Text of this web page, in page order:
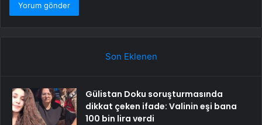
Son Eklenen
Gülistan Doku soruşturmasında
dikkat çeken ifade: Valinin eşi bana
100 bin lira verdi